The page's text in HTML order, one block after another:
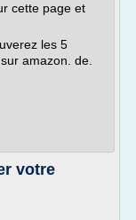
cette page et
les 5
amazon. de.
votre